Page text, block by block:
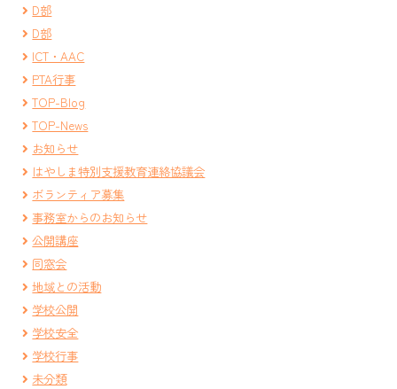
D部
D部
ICT・AAC
PTA行事
TOP-Blog
TOP-News
お知らせ
はやしま特別支援教育連絡協議会
ボランティア募集
事務室からのお知らせ
公開講座
同窓会
地域との活動
学校公開
学校安全
学校行事
未分類